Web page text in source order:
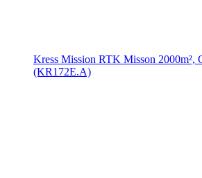
Kress Mission RTK Misson 2000m²,
(KR172E.A)